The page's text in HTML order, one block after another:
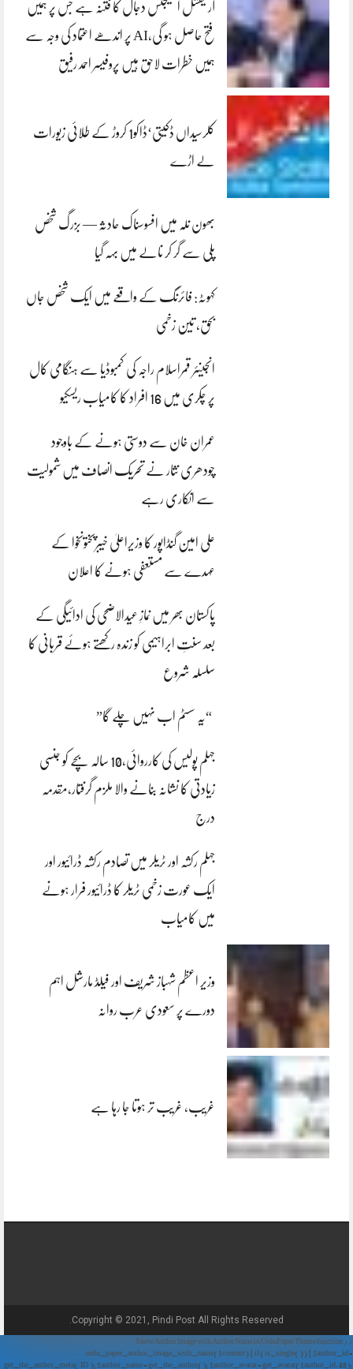
آرٹیفشل انٹلیجنس دجال کا فتنہ ہے جس پر ہمیں
فتح حاصل ہو گی،AI پر اندھے اعتماد کی وجہ سے
ہمیں خطرات لاحق ہیں پروفیسر احمد رفیق
کلرسیداں ڈکیتی‘ڈاکو1 کروڑ کے طلائی زیورات
لے اڑے
بھون نلہ میں افسوسناک حادثہ — بزرگ شخص
پلی سے گر کر نالے میں بہہ گیا
کہوٹہ: فائرنگ کے واقعے میں ایک شخص جاں
بحق، تین زخمی
انجینئر قمراسلام راجہ کی کمبوڈیا سے ہنگامی کال
پر چکری میں 16 افراد کا کامیاب ریسکیو
عمران خان سے دوستی ہونے کے باوجود
چودھری نثار نے تحریک انصاف میں شمولیت
سے انکاری رہے
علی امین گنڈاپور کا وزیراعلیٰ خیبرپختونخوا کے
عہدے سے مستعفی ہونے کا اعلان
پاکستان بھر میں نمازِ عیدالاضحی کی ادائیگی کے
بعد سنتِ ابراہیمی کو زندہ رکھتے ہوئے قربانی کا
سلسلہ شروع
“یہ سسٹم اب نہیں چلے گا”
جہلم پولیس کی کارروائی،10 سالہ بچے کو جنسی
زیادتی کا نشانہ بنانے والا ملزم گرفتار،مقدمہ
درج
جہلم رکشہ اور ٹریلر میں تصادم رکشہ ڈرائیور اور
ایک عورت زخمی ٹریلر کا ڈرائیور فرار ہونے
میں کامیاب
وزیر اعظم شہباز شریف اور فیلڈ مارشل اہم
دورے پر سعودی عرب روانہ
غریب، غریب تر ہوتا جا رہا ہے
Copyright © 2021, Pindi Post All Rights Reserved.
// Show Author Image with Author Name in UrduPaper Theme function
urdu_paper_author_image_with_name($content) { if (is_single()) { $author_id =
get_the_author_meta('ID'); $author_name = get_the_author(); $author_avatar = get_avatar($author_id, 48);